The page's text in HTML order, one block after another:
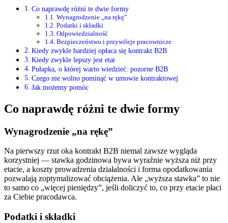
Co naprawdę różni te dwie formy
Wynagrodzenie „na rękę”
Podatki i składki
Odpowiedzialność
Bezpieczeństwo i przywileje pracownicze
Kiedy zwykle bardziej opłaca się kontrakt B2B
Kiedy zwykle lepszy jest etat
Pułapka, o której warto wiedzieć: pozorne B2B
Czego nie wolno pominąć w umowie kontraktowej
Jak możemy pomóc
Co naprawdę różni te dwie formy
Wynagrodzenie „na rękę”
Na pierwszy rzut oka kontrakt B2B niemal zawsze wygląda
korzystniej — stawka godzinowa bywa wyraźnie wyższa niż przy
etacie, a koszty prowadzenia działalności i forma opodatkowania
pozwalają zoptymalizować obciążenia. Ale „wyższa stawka” to nie
to samo co „więcej pieniędzy”, jeśli doliczyć to, co przy etacie płaci
za Ciebie pracodawca.
Podatki i składki